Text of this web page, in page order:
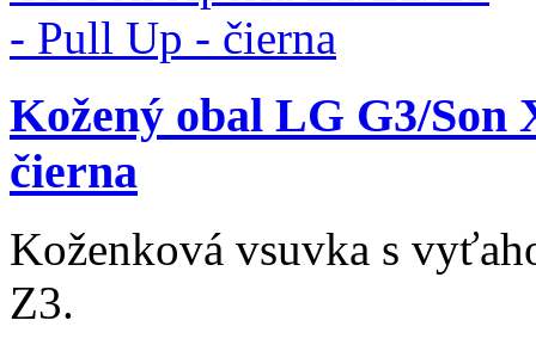
Kožený obal LG G3/
čierna
Koženková vsuvka s
Z3.